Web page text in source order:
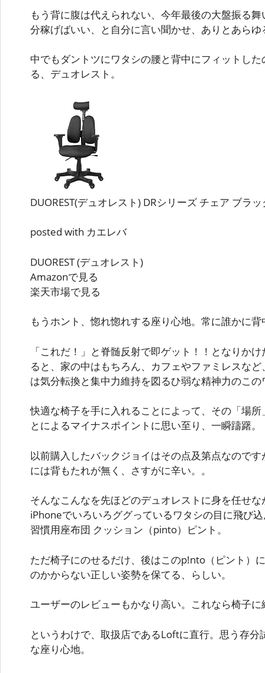
もう背に腹は代えられない、今年最後の大盤振る
分稼げばいい、と自分に言い聞かせ、ありとあら
中でもダントツにワタシの腰と背中にフィットし
る、デュオレスト。
DUOREST(デュオレスト) DRシリーズ チェア ブラ
posted with カエレバ
DUOREST (デュオレスト)
Amazonで見る
楽天市場で見る
もうホント、惚れ惚れする座り心地。常に誰かに
「これだ！」と脊髄反射で即ゲット！！となりか
ると、家の中はもちろん、カフェやファミレスな
は気分転換と集中力維持を図るひ弱な精神力のこの
快適な椅子を手に入れることによって、その「場
とによるマイナスポイントに思い至り、一瞬躊躇。
以前購入したバックジョイはその点及第点なので
には背もたれが無く、さすがに辛い。。
そんなこんなを先ほどのデュオレストに身を任せ
iPhoneでいろいろググっているワタシの目に飛び
習慣用座布団 クッション（pinto）ピント。
ただ椅子にのせるだけ、後はこのp!nto（ピント）
のかからない正しい姿勢を保てる、らしい。
ユーザーのレビューもかなり高い。これなら椅子
というわけで、取扱店であるLoftに直行。思う存
な座り心地。